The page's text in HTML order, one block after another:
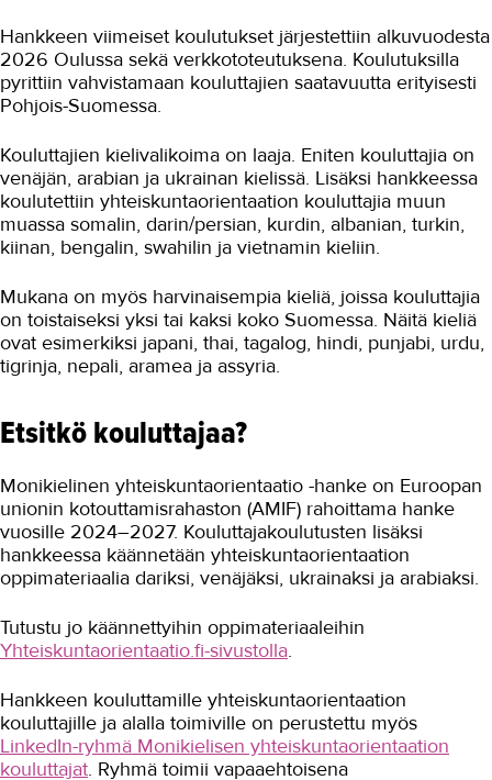
Hankkeen viimeiset koulutukset järjestettiin alkuvuodesta
2026 Oulussa sekä verkkototeutuksena. Koulutuksilla
pyrittiin vahvistamaan kouluttajien saatavuutta erityisesti
Pohjois-Suomessa.
Kouluttajien kielivalikoima on laaja. Eniten kouluttajia on
venäjän, arabian ja ukrainan kielissä. Lisäksi hankkeessa
koulutettiin yhteiskuntaorientaation kouluttajia muun
muassa somalin, darin/persian, kurdin, albanian, turkin,
kiinan, bengalin, swahilin ja vietnamin kieliin.
Mukana on myös harvinaisempia kieliä, joissa kouluttajia
on toistaiseksi yksi tai kaksi koko Suomessa. Näitä kieliä
ovat esimerkiksi japani, thai, tagalog, hindi, punjabi, urdu,
tigrinja, nepali, aramea ja assyria.
Etsitkö kouluttajaa?
Monikielinen yhteiskuntaorientaatio -hanke on Euroopan
unionin kotouttamisrahaston (AMIF) rahoittama hanke
vuosille 2024–2027. Kouluttajakoulutusten lisäksi
hankkeessa käännetään yhteiskuntaorientaation
oppimateriaalia dariksi, venäjäksi, ukrainaksi ja arabiaksi.
Tutustu jo käännettyihin oppimateriaaleihin
Yhteiskuntaorientaatio.fi-sivustolla.
Hankkeen kouluttamille yhteiskuntaorientaation
kouluttajille ja alalla toimiville on perustettu myös
LinkedIn-ryhmä Monikielisen yhteiskuntaorientaation
kouluttajat. Ryhmä toimii vapaaehtoisena